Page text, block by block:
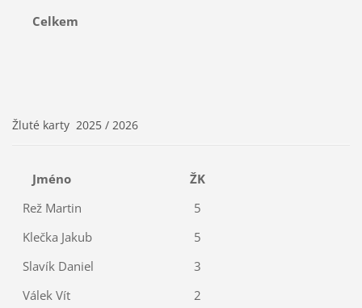
Celkem
Žluté karty 2025 / 2026
Jméno
ŽK
Rež Martin
5
Klečka Jakub
5
Slavík Daniel
3
Válek Vít
2